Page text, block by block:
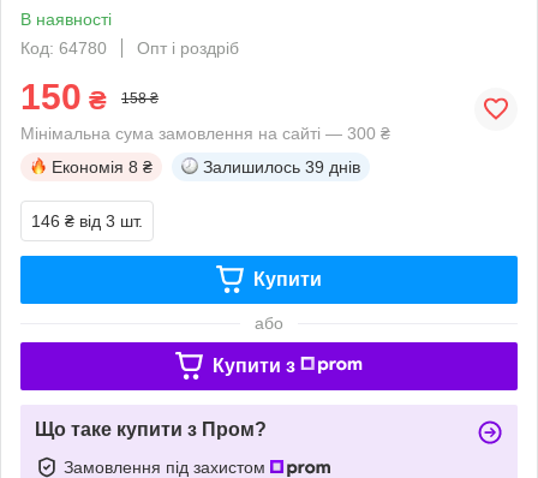
В наявності
Код: 64780
Опт і роздріб
150 ₴ 158 ₴
Мінімальна сума замовлення на сайті — 300 ₴
Економія 8 ₴ Залишилось 39 днів
146 ₴ від 3 шт.
Купити
або
Купити з
Що таке купити з Пром?
Замовлення під захистом